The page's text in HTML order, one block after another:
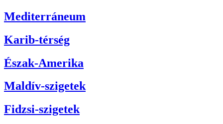
Mediterráneum
Karib-térség
Észak-Amerika
Maldív-szigetek
Fidzsi-szigetek